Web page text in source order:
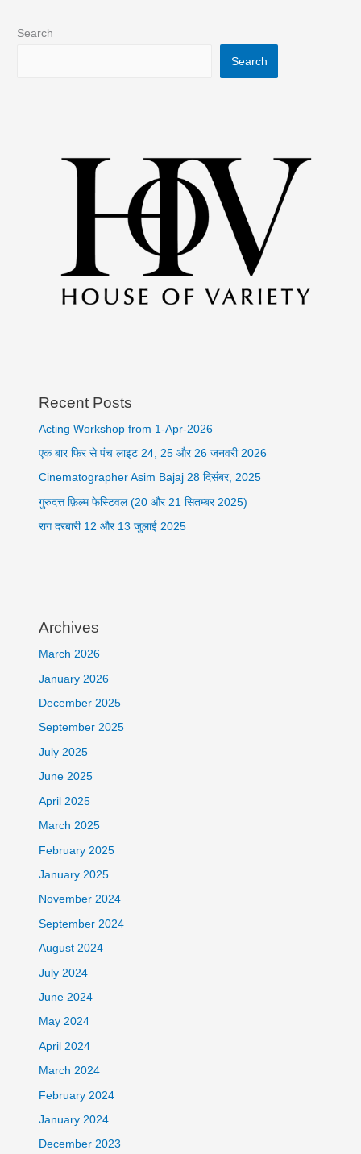
Search
Search
Recent Posts
Acting Workshop from 1-Apr-2026
एक बार फिर से पंच लाइट 24, 25 और 26 जनवरी 2026
Cinematographer Asim Bajaj 28 दिसंबर, 2025
गुरुदत्त फ़िल्म फेस्टिवल (20 और 21 सितम्बर 2025)
राग दरबारी 12 और 13 जुलाई 2025
Archives
March 2026
January 2026
December 2025
September 2025
July 2025
June 2025
April 2025
March 2025
February 2025
January 2025
November 2024
September 2024
August 2024
July 2024
June 2024
May 2024
April 2024
March 2024
February 2024
January 2024
December 2023